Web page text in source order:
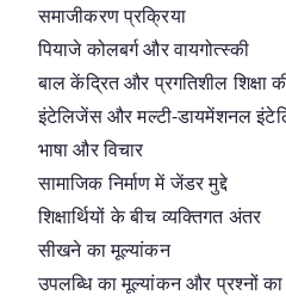
समाजीकरण प्रक्रिया
पियाजे कोलबर्ग और वायगोत्स्की
बाल केंद्रित और प्रगतिशील शिक्षा
इंटेलिजेंस और मल्टी-डायमेंशनल
भाषा और विचार
सामाजिक निर्माण में जेंडर मुद्दे
शिक्षार्थियों के बीच व्यक्तिगत अंतर
सीखने का मूल्यांकन
उपलब्धि का मूल्यांकन और प्रश्नों का